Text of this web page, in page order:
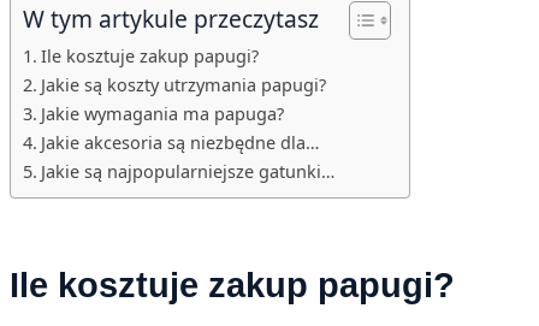
W tym artykule przeczytasz
Ile kosztuje zakup papugi?
Jakie są koszty utrzymania papugi?
Jakie wymagania ma papuga?
Jakie akcesoria są niezbędne dla…
Jakie są najpopularniejsze gatunki…
Ile kosztuje zakup papugi?